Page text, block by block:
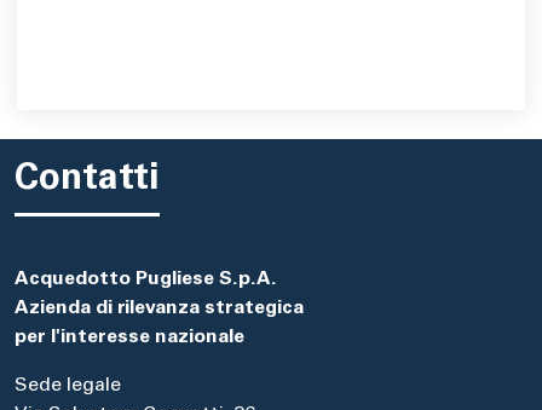
Contatti
Acquedotto Pugliese S.p.A.
Azienda di rilevanza strategica
per l'interesse nazionale
Sede legale